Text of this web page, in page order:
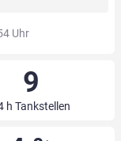
Uhr
9
h Tankstellen